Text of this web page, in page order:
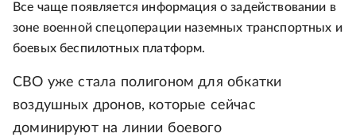
Все чаще появляется информация о задействовании в
зоне военной спецоперации наземных транспортных и
боевых беспилотных платформ.
СВО уже стала полигоном для обкатки
воздушных дронов, которые сейчас
доминируют на линии боевого